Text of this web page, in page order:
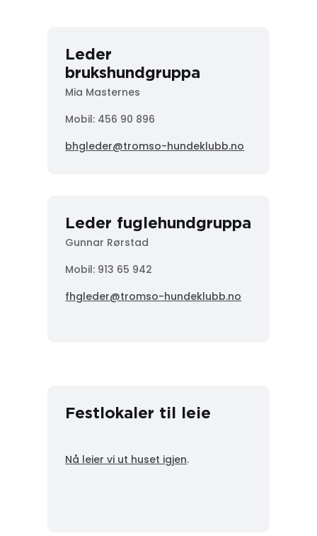
Leder
brukshundgruppa
Mia Masternes
Mobil: 456 90 896
bhgleder@tromso-hundeklubb.no
Leder fuglehundgruppa
Gunnar Rørstad
Mobil: 913 65 942
fhgleder@tromso-hundeklubb.no
Festlokaler til leie
Nå leier vi ut huset igjen.